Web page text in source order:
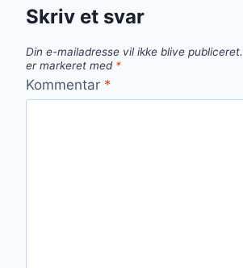
Skriv et svar
Din e-mailadresse vil ikke blive publiceret.
er markeret med *
Kommentar *